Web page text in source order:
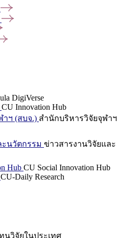
DigiVerse
CU Innovation Hub
าฯ (สบจ.) สำนักบริหารวิจัยจุฬาฯ
ะนวัตกรรม ข่าวสารงานวิจัยและ
Hub CU Social Innovation Hub
CU-Daily Research
นวิจัยในประเทศ